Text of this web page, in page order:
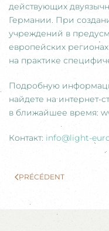
действующих
Германии. При
учреждений в
европейских
на практике
Подробную
найдете на интернет-
в ближайшее время:
Контакт: info@light-
PRÉCÉDENT